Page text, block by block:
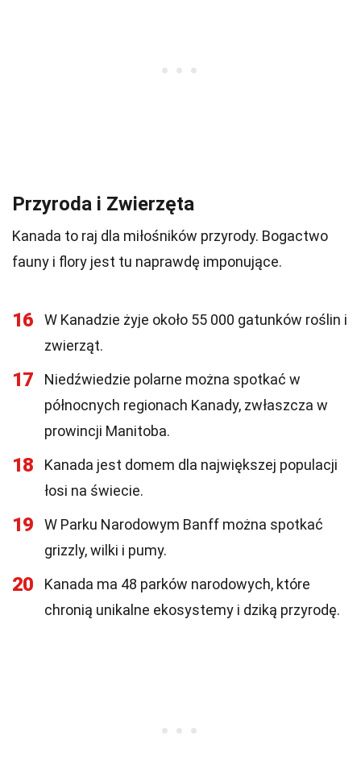
Przyroda i Zwierzęta
Kanada to raj dla miłośników przyrody. Bogactwo
fauny i flory jest tu naprawdę imponujące.
16
W Kanadzie żyje około 55 000 gatunków roślin i
zwierząt.
17
Niedźwiedzie polarne można spotkać w
północnych regionach Kanady, zwłaszcza w
prowincji Manitoba.
18
Kanada jest domem dla największej populacji
łosi na świecie.
19
W Parku Narodowym Banff można spotkać
grizzly, wilki i pumy.
20
Kanada ma 48 parków narodowych, które
chronią unikalne ekosystemy i dziką przyrodę.